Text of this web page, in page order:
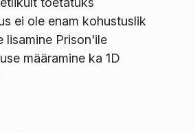
ei ole enam kohustuslik
lisamine Prison'ile
määramine ka 1D